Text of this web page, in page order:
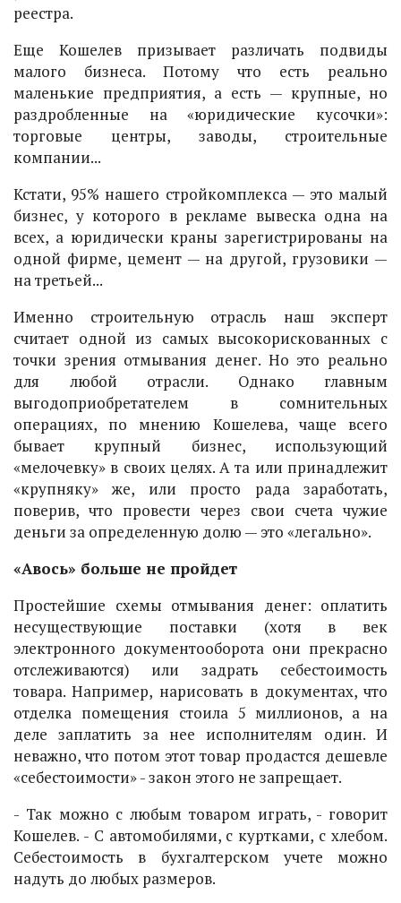
реестра.
Еще Кошелев призывает различать подвиды
малого бизнеса. Потому что есть реально
маленькие предприятия, а есть — крупные, но
раздробленные на «юридические кусочки»:
торговые центры, заводы, строительные
компании...
Кстати, 95% нашего стройкомплекса — это малый
бизнес, у которого в рекламе вывеска одна на
всех, а юридически краны зарегистрированы на
одной фирме, цемент — на другой, грузовики —
на третьей...
Именно строительную отрасль наш эксперт
считает одной из самых высокорискованных с
точки зрения отмывания денег. Но это реально
для любой отрасли. Однако главным
выгодоприобретателем в сомнительных
операциях, по мнению Кошелева, чаще всего
бывает крупный бизнес, использующий
«мелочевку» в своих целях. А та или принадлежит
«крупняку» же, или просто рада заработать,
поверив, что провести через свои счета чужие
деньги за определенную долю — это «легально».
«Авось» больше не пройдет
Простейшие схемы отмывания денег: оплатить
несуществующие поставки (хотя в век
электронного документооборота они прекрасно
отслеживаются) или задрать себестоимость
товара. Например, нарисовать в документах, что
отделка помещения стоила 5 миллионов, а на
деле заплатить за нее исполнителям один. И
неважно, что потом этот товар продастся дешевле
«себестоимости» - закон этого не запрещает.
- Так можно с любым товаром играть, - говорит
Кошелев. - С автомобилями, с куртками, с хлебом.
Себестоимость в бухгалтерском учете можно
надуть до любых размеров.